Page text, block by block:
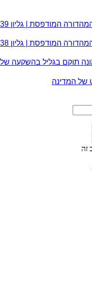
המודפסת | גליון 939
המודפסת | גליון 938
תוקם בגליל בהשקעה
של המדינה
זה